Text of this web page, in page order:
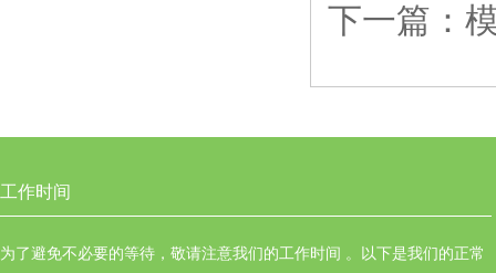
下一篇：
工作时间
为了避免不必要的等待，敬请注意我们的工作时间 。以下是我们的正常